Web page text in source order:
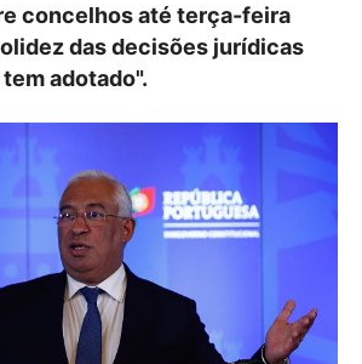
concelhos até terça-feira
das decisões jurídicas
adotado".